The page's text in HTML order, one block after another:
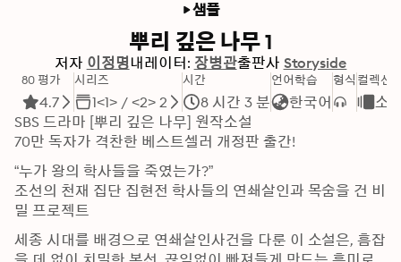
샘플
뿌리 깊은 나무 1
저자 이정명내레이터: 장병관출판사 Storyside
80 평가
4.7
시리즈
1<1> / <2> 2
시간
8 시간 3 분
언어학습
한국어
형식 컬렉션
소
SBS 드라마 [뿌리 깊은 나무] 원작소설
70만 독자가 격찬한 베스트셀러 개정판 출간!
“누가 왕의 학사들을 죽였는가?”
조선의 천재 집단 집현전 학사들의 연쇄살인과 목숨을 건 비
밀 프로젝트
세종 시대를 배경으로 연쇄살인사건을 다룬 이 소설은, 흠잡